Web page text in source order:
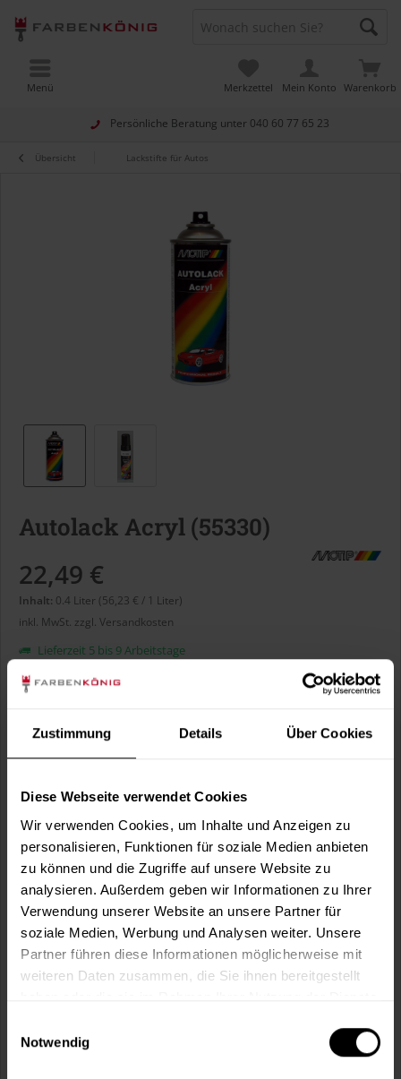
Zustimmung Details Über Cookies
Diese Webseite verwendet Cookies
Wir verwenden Cookies, um Inhalte und Anzeigen zu
personalisieren, Funktionen für soziale Medien anbieten
zu können und die Zugriffe auf unsere Website zu
analysieren. Außerdem geben wir Informationen zu Ihrer
Verwendung unserer Website an unsere Partner für
soziale Medien, Werbung und Analysen weiter. Unsere
Partner führen diese Informationen möglicherweise mit
weiteren Daten zusammen, die Sie ihnen bereitgestellt
Notwendig
Persönliche Beratung unter 040 60 77 65 23
Warenkorb
Merkzettel Mein Konto
Menü
Übersicht Lackstifte für Autos
Autolack Acryl (55330)
22,49 €
Inhalt: 0.4 Liter (56,23 € / 1 Liter)
inkl. MwSt. zzgl. Versandkosten
Lieferzeit 5 bis 9 Arbeitstage
Liter:
Verbrauch berechnen
In denWarenkorb